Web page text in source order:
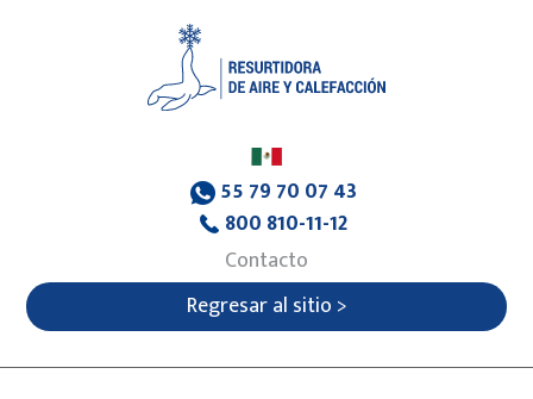
55 79 70 07 43
800 810-11-12
Contacto
Regresar al sitio >